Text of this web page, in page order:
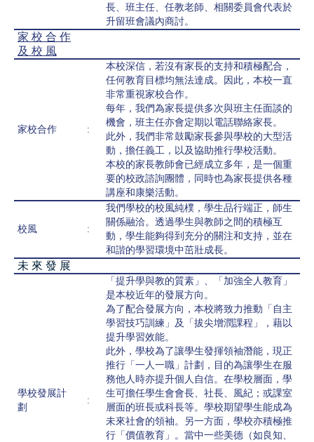
長、班主任、任教老師、相關委員會代表於
升留班會議內商討。
家 校 合 作
及 校 風
家校合作 :
本校深信，若沒有家長的支持和積極配合，
任何教育目標均無法達成。因此，本校一直
非常重視家校合作。
每年，我們為家長提供多次與班主任面談的
機會，班主任亦會定期以電話聯絡家長。
此外，我們非常鼓勵家長參與學校的大型活
動，擔任義工，以及協助推行學校活動。
本校的家長教師會已經成立多年，是一個重
要的校政諮詢團體，同時也為家長提供各種
講座和康樂活動。
校風 :
我們學校的校風純樸，學生品行端正，師生
關係融洽。透過學生與教師之間的積極互
動，學生能夠得到充分的關注和支持，並在
和諧的學習環境中茁壯成長。
未 來 發 展
學校發展計
劃
:
「提升學與教的質素」、「加強全人教育」
是本校近年的發展方向。
為了配合發展方向，本校將致力推動「自主
學習技巧訓練」及「拔尖增潤課程」，藉以
提升學習效能。
此外，學校為了讓學生發揮領袖潛能，現正
推行「一人一職」計劃，目的為讓學生在服
務他人時亦提升個人自信。在學校層面，學
生可擔任學生會會長、社長、風紀；或課室
層面的班長或科長等。學校期望學生能成為
未來社會的領袖。另一方面，學校亦積極推
行「價值教育」。當中一些美德（如良知、